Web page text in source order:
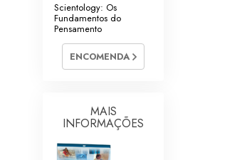
Scientology: Os
Fundamentos do
Pensamento
ENCOMENDA
MAIS
INFORMAÇÕES